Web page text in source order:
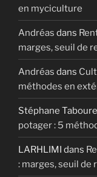
en myciculture
Andréas dans
marges, seuil de
Andréas dans
méthodes en
Stéphane
potager : 5
LARHLIMI dans
: marges, seuil